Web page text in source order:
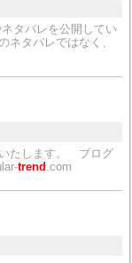
タバレを公開してい
ネタバレではなく、
たします。 ブログ
trend .com